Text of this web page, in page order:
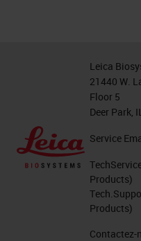
Leica
21440 W.
Floor 5
Deer Park,
Service
Products)
Products)
Contactez-